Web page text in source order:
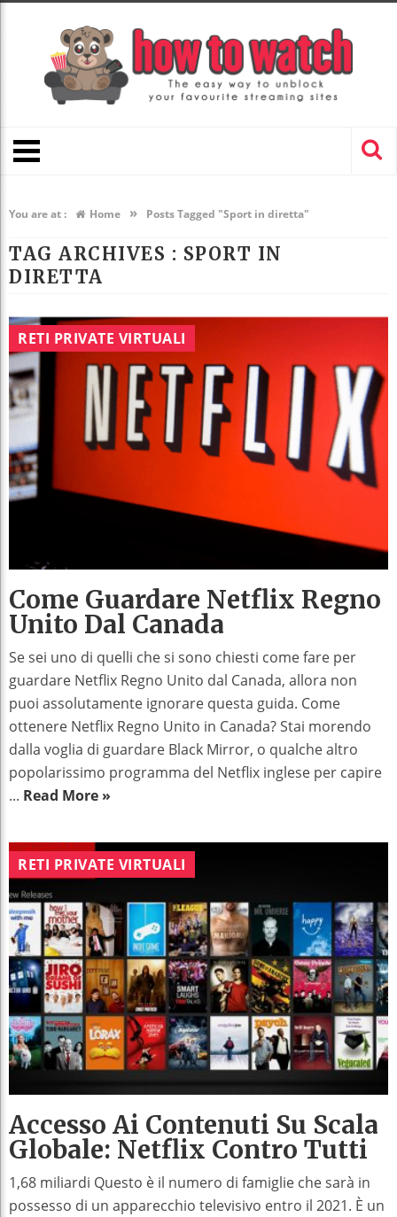
You are at : Home » Posts Tagged "Sport in diretta"
TAG ARCHIVES : SPORT IN
DIRETTA
RETI PRIVATE VIRTUALI
Come Guardare Netflix Regno
Unito Dal Canada
Se sei uno di quelli che si sono chiesti come fare per
guardare Netflix Regno Unito dal Canada, allora non
puoi assolutamente ignorare questa guida. Come
ottenere Netflix Regno Unito in Canada? Stai morendo
dalla voglia di guardare Black Mirror, o qualche altro
popolarissimo programma del Netflix inglese per capire
... Read More »
RETI PRIVATE VIRTUALI
Accesso Ai Contenuti Su Scala
Globale: Netflix Contro Tutti
1,68 miliardi Questo è il numero di famiglie che sarà in
possesso di un apparecchio televisivo entro il 2021. È un